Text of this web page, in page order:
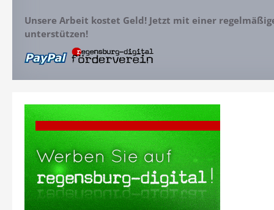
Unsere Arbeit kostet Geld! Jetzt mit einer
unterstützen!